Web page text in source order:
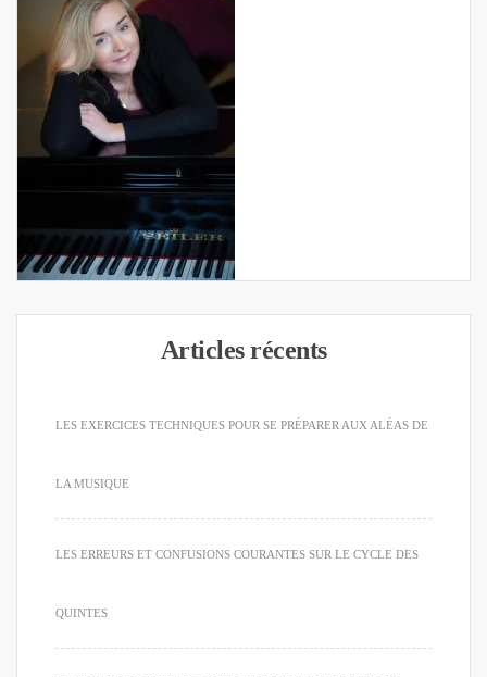
Articles récents
LES EXERCICES TECHNIQUES POUR SE PRÉPARER AUX ALÉAS DE
LA MUSIQUE
LES ERREURS ET CONFUSIONS COURANTES SUR LE CYCLE DES
QUINTES